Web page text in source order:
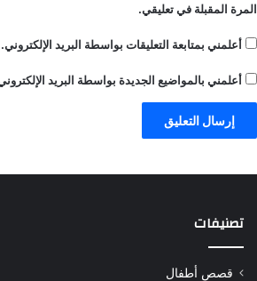
المرة المقبلة في تعليقي.
أعلمني بمتابعة التعليقات بواسطة البريد الإلكتروني.
أعلمني بالمواضيع الجديدة بواسطة البريد
تصنيفات
قصص أطفال